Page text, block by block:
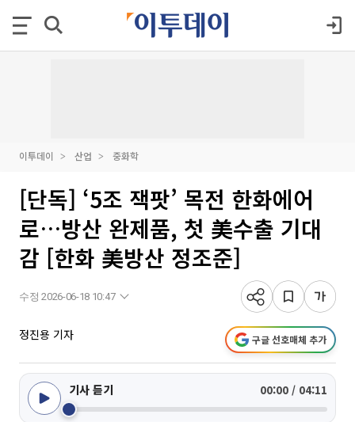
이투데이 산업 중화학
[단독] ‘5조 잭팟’ 목전 한화에어
로…방산 완제품, 첫 美수출 기대
감 [한화 美방산 정조준]
수정 2026-06-18 10:47
정진용 기자 구글 선호매체 추가
기사 듣기 00:00 / 04:11